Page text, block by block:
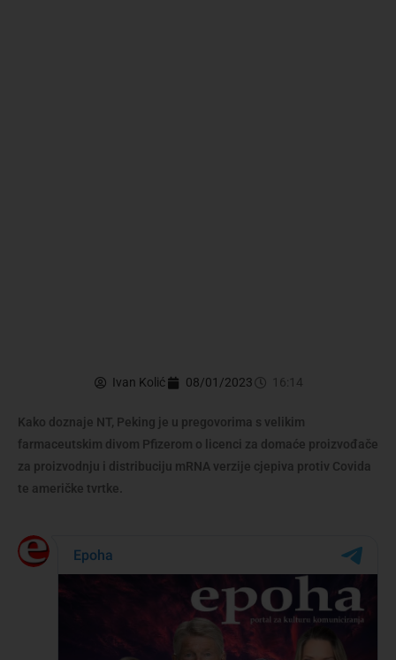
Ivan Kolić 08/01/2023 16:14
Kako doznaje NT, Peking je u pregovorima s velikim
farmaceutskim divom Pfizerom o licenci za domaće proizvođače
za proizvodnju i distribuciju mRNA verzije cjepiva protiv Covida
te američke tvrtke.